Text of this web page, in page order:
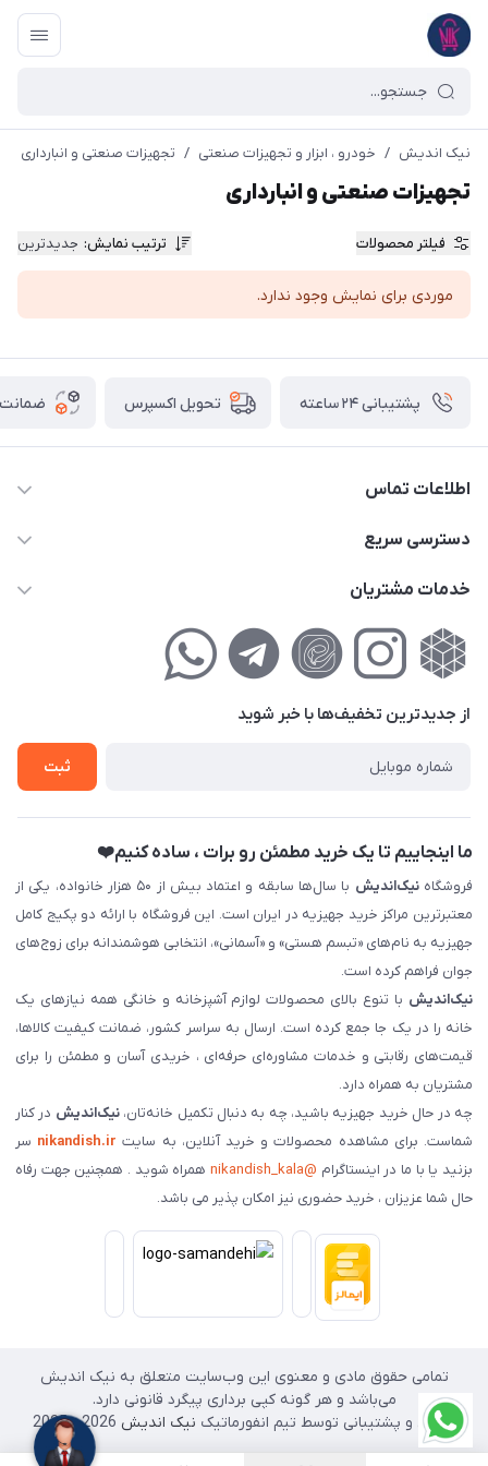
نیک اندیش / خودرو ، ابزار و تجهیزات صنعتی / تجهیزات صنعتی و انبارداری
تجهیزات صنعتی و انبارداری
فیلتر محصولات ترتیب نمایش: جدیدترین
موردی برای نمایش وجود ندارد.
پشتیبانی ۲۴ ساعته تحویل اکسپرس ضمانت
اطلاعات تماس
02177111474
کوچه گلریز 4 غربی ، پلاک 13
دسترسی سریع
حساب کاربری
لیست محصولات
خدمات مشتریان
راهنمای‌خرید‌آنلاین
حریم خصوصی
فروش‌اقساطی
از جدید‌ترین تخفیف‌ها با‌ خبر شوید
ثبت
ما اینجاییم تا یک خرید مطمئن رو برات ، ساده کنیم❤️
فروشگاهنیک‌اندیش
با سال‌ها سابقه و اعتماد بیش از ۵۰ هزار خانواده، یکی از
معتبرترین مراکز خرید جهیزیه در ایران است. این فروشگاه با ارائه دو پکیج کامل
جهیزیه به نام‌های «تبسم هستی» و «آسمانی»، انتخابی هوشمندانه برای زوج‌های
جوان فراهم کرده است.
نیک‌اندیش با تنوع بالای محصولات لوازم آشپزخانه و خانگی همه نیازهای یک
خانه را در یک جا جمع کرده است. ارسال به سراسر کشور، ضمانت کیفیت کالاها،
قیمت‌های رقابتی و خدمات مشاوره‌ای حرفه‌ای ، خریدی آسان و مطمئن را برای
مشتریان به همراه دارد.
چه در حال خرید جهیزیه باشید، چه به دنبال تکمیل خانه‌تان،نیک‌اندیش در کنار
شماست. برای مشاهده محصولات و خرید آنلاین، به سایت nikandish.ir سر
بزنید یا با ما در اینستاگرام @nikandish_kala
همراه شوید . همچنین جهت رفاه
حال شما عزیزان ، خرید حضوری نیز امکان پذیر می باشد.
تمامی حقوق مادی و معنوی این وب‌سایت متعلق به نیک اندیش
می‌باشد و هر گونه کپی برداری پیگرد قانونی دارد.
طراحی و پشتیبانی توسط تیم انفورماتیک نیک اندیش 2026 - 2025